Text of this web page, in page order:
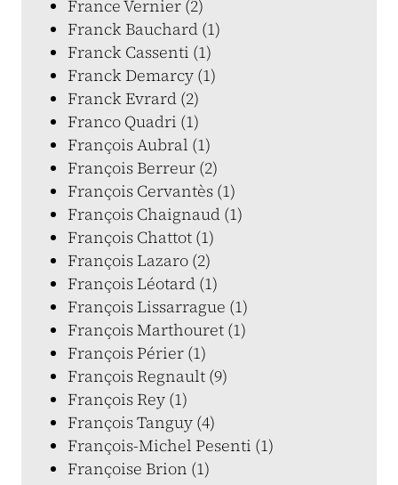
France Vernier (2)
Franck Bauchard (1)
Franck Cassenti (1)
Franck Demarcy (1)
Franck Evrard (2)
Franco Quadri (1)
François Aubral (1)
François Berreur (2)
François Cervantès (1)
François Chaignaud (1)
François Chattot (1)
François Lazaro (2)
François Léotard (1)
François Lissarrague (1)
François Marthouret (1)
François Périer (1)
François Regnault (9)
François Rey (1)
François Tanguy (4)
François-Michel Pesenti (1)
Françoise Brion (1)